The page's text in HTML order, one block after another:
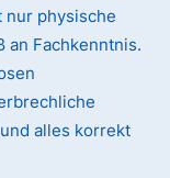
nur physische
an Fachkenntnis.
alles korrekt